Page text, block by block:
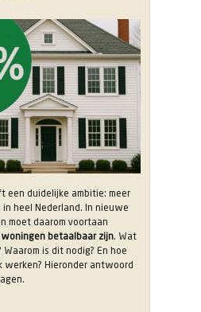
in
nieuwe
woningbouwplannen
twee
derde
van
de
woningen
betaalbaar
zijn?
een duidelijke ambitie: meer
heel Nederland. In nieuwe
moet daarom voortaan
betaalbaar zijn. Wat
is dit nodig? En hoe
werken? Hieronder antwoord